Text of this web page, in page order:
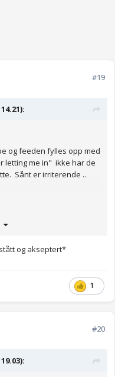
#19
og feeden fylles opp med
letting me in" ikke har de
Sånt er irriterende ..
og akseptert*
1
#20